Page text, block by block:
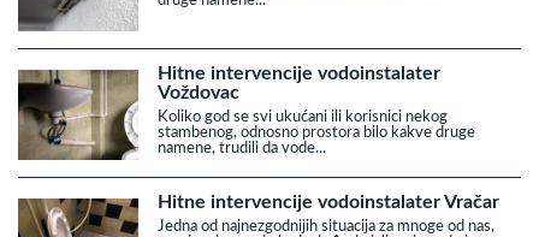
Hitne intervencije vodoinstalater
Voždovac
Koliko god se svi ukućani ili korisnici nekog
stambenog, odnosno prostora bilo kakve druge
namene, trudili da vode...
Hitne intervencije vodoinstalater Vračar
Jedna od najnezgodnijih situacija za mnoge od nas,